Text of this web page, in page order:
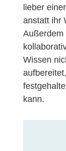
lieber
anstatt ihr
Außerdem
Wissen
kann.